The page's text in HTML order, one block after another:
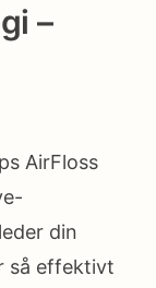
–
AirFloss
din
så effektivt